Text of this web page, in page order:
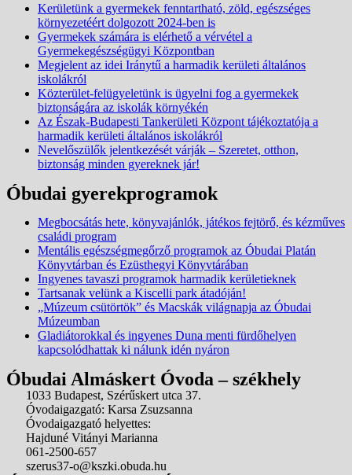
Kerületünk a gyermekek fenntartható, zöld, egészséges
környezetéért dolgozott 2024-ben is
Gyermekek számára is elérhető a vérvétel a
Gyermekegészségügyi Központban
Megjelent az idei Iránytű a harmadik kerületi általános
iskolákról
Közterület-felügyeletünk is ügyelni fog a gyermekek
biztonságára az iskolák környékén
Az Észak-Budapesti Tankerületi Központ tájékoztatója a
harmadik kerületi általános iskolákról
Nevelőszülők jelentkezését várják – Szeretet, otthon,
biztonság minden gyereknek jár!
Óbudai gyerekprogramok
Megbocsátás hete, könyvajánlók, játékos fejtörő, és kézműves
családi program
Mentális egészségmegőrző programok az Óbudai Platán
Könyvtárban és Ezüsthegyi Könyvtárában
Ingyenes tavaszi programok harmadik kerületieknek
Tartsanak velünk a Kiscelli park átadóján!
„Múzeum csütörtök” és Macskák világnapja az Óbudai
Múzeumban
Gladiátorokkal és ingyenes Duna menti fürdőhelyen
kapcsolódhattak ki nálunk idén nyáron
Óbudai Almáskert Óvoda – székhely
1033 Budapest, Szérűskert utca 37.
Óvodaigazgató: Karsa Zsuzsanna
Óvodaigazgató helyettes:
Hajduné Vitányi Marianna
061-2500-657
szerus37-o@kszki.obuda.hu